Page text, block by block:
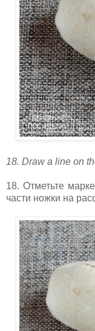
18. Draw a line on
18. Отметьте
части ножки на